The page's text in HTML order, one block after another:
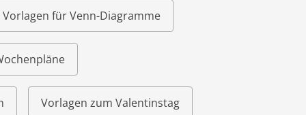
Vorlagen für Venn-Diagramme
Vorlagen zum Valentinstag